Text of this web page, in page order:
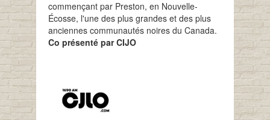
commençant par Preston, en Nouvelle-
Écosse, l'une des plus grandes et des plus
anciennes communautés noires du Canada.
Co présenté par CIJO